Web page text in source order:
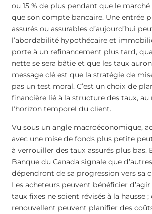
ou 15 % de plus pendant que le
que son compte bancaire. Une entrée
assurés ou assurables d’aujourd’hui
l’abordabilité hypothécaire et
porte à un refinancement plus tard,
nette se sera bâtie et que les taux
message clé est que la stratégie de
pas un test moral. C’est un choix de
financière lié à la structure des taux, au
l’horizon temporel du client.
Vu sous un angle macroéconomique,
avec une mise de fonds plus petite
à verrouiller des taux assurés plus bas.
Banque du Canada signale que
dépendront de sa progression vers sa
Les acheteurs peuvent bénéficier
taux fixes ne soient révisés à la hausse ;
renouvellent peuvent planifier des